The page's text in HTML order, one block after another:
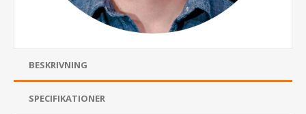
BESKRIVNING
SPECIFIKATIONER